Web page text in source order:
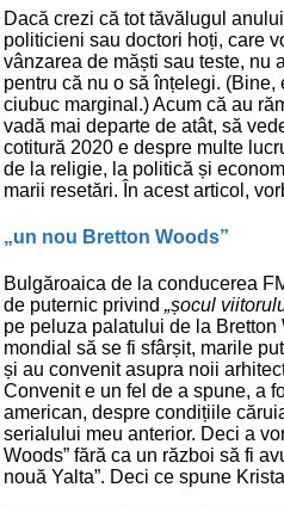
Dacă crezi că tot tăvălugul
politicieni sau doctori hoți, care
vânzarea de măști sau teste, nu
pentru că nu o să înțelegi. (Bine,
ciubuc marginal.) Acum că au
vadă mai departe de atât, să
cotitură 2020 e despre multe
de la religie, la politică și
marii resetări. În acest articol,
„un nou Bretton Woods”
Bulgăroaica de la conducerea
de puternic privind „șocul
pe peluza palatului de la Bretton
mondial să se fi sfârșit, marile
și au convenit asupra noii
Convenit e un fel de a spune, a
american, despre condițiile
serialului meu anterior. Deci a
Woods” fără ca un război să fi
nouă Yalta”. Deci ce spune